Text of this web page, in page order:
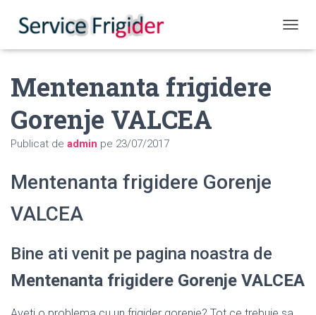
Mentenanta frigidere
Gorenje VALCEA
Publicat de admin pe 23/07/2017
Mentenanta frigidere Gorenje
VALCEA
Bine ati venit pe pagina noastra de
Mentenanta frigidere Gorenje VALCEA